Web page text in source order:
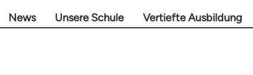
News Unsere Schule Vertiefte Ausbildung